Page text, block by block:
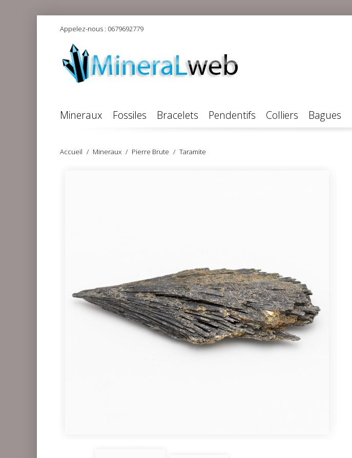
Appelez-nous : 0679692779
Mineraux Fossiles Bracelets Pendentifs Colliers Bagues
Accueil Mineraux Pierre Brute Taramite